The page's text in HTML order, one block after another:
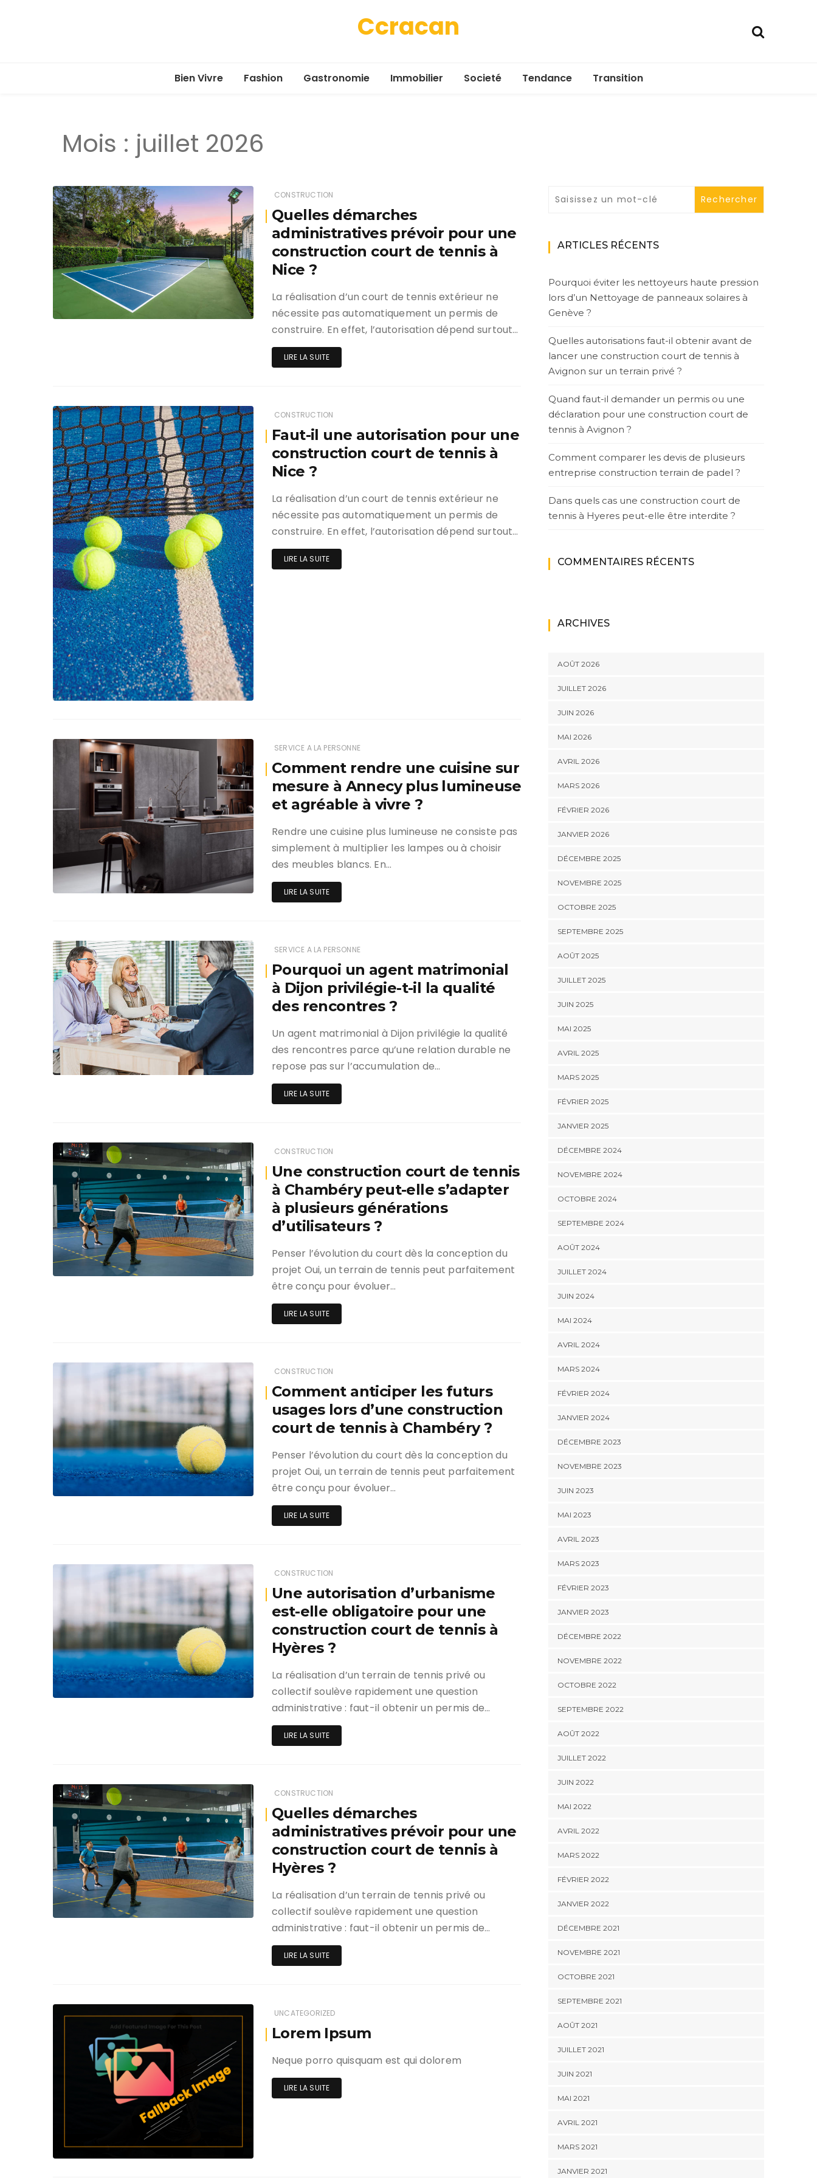
Ccracan
Bien Vivre Fashion Gastronomie Immobilier Societé Tendance Transition
Mois : juillet 2026
CONSTRUCTION
Quelles démarches
administratives prévoir pour une
construction court de tennis à
Nice ?
La réalisation d’un court de tennis extérieur ne
nécessite pas automatiquement un permis de
construire. En effet, l’autorisation dépend surtout…
LIRE LA SUITE
CONSTRUCTION
Faut-il une autorisation pour une
construction court de tennis à
Nice ?
La réalisation d’un court de tennis extérieur ne
nécessite pas automatiquement un permis de
construire. En effet, l’autorisation dépend surtout…
LIRE LA SUITE
SERVICE A LA PERSONNE
Comment rendre une cuisine sur
mesure à Annecy plus lumineuse
et agréable à vivre ?
Rendre une cuisine plus lumineuse ne consiste pas
simplement à multiplier les lampes ou à choisir
des meubles blancs. En…
LIRE LA SUITE
SERVICE A LA PERSONNE
Pourquoi un agent matrimonial
à Dijon privilégie-t-il la qualité
des rencontres ?
Un agent matrimonial à Dijon privilégie la qualité
des rencontres parce qu’une relation durable ne
repose pas sur l’accumulation de…
LIRE LA SUITE
CONSTRUCTION
Une construction court de tennis
à Chambéry peut-elle s’adapter
à plusieurs générations
d’utilisateurs ?
Penser l’évolution du court dès la conception du
projet Oui, un terrain de tennis peut parfaitement
être conçu pour évoluer…
LIRE LA SUITE
CONSTRUCTION
Comment anticiper les futurs
usages lors d’une construction
court de tennis à Chambéry ?
Penser l’évolution du court dès la conception du
projet Oui, un terrain de tennis peut parfaitement
être conçu pour évoluer…
LIRE LA SUITE
CONSTRUCTION
Une autorisation d’urbanisme
est-elle obligatoire pour une
construction court de tennis à
Hyères ?
La réalisation d’un terrain de tennis privé ou
collectif soulève rapidement une question
administrative : faut-il obtenir un permis de…
LIRE LA SUITE
CONSTRUCTION
Quelles démarches
administratives prévoir pour une
construction court de tennis à
Hyères ?
La réalisation d’un terrain de tennis privé ou
collectif soulève rapidement une question
administrative : faut-il obtenir un permis de…
LIRE LA SUITE
UNCATEGORIZED
Lorem Ipsum
Neque porro quisquam est qui dolorem
LIRE LA SUITE
ARTICLES RÉCENTS
Pourquoi éviter les nettoyeurs haute pression
lors d’un Nettoyage de panneaux solaires à
Genève ?
Quelles autorisations faut-il obtenir avant de
lancer une construction court de tennis à
Avignon sur un terrain privé ?
Quand faut-il demander un permis ou une
déclaration pour une construction court de
tennis à Avignon ?
Comment comparer les devis de plusieurs
entreprise construction terrain de padel ?
Dans quels cas une construction court de
tennis à Hyeres peut-elle être interdite ?
COMMENTAIRES RÉCENTS
ARCHIVES
AOÛT 2026
JUILLET 2026
JUIN 2026
MAI 2026
AVRIL 2026
MARS 2026
FÉVRIER 2026
JANVIER 2026
DÉCEMBRE 2025
NOVEMBRE 2025
OCTOBRE 2025
SEPTEMBRE 2025
AOÛT 2025
JUILLET 2025
JUIN 2025
MAI 2025
AVRIL 2025
MARS 2025
FÉVRIER 2025
JANVIER 2025
DÉCEMBRE 2024
NOVEMBRE 2024
OCTOBRE 2024
SEPTEMBRE 2024
AOÛT 2024
JUILLET 2024
JUIN 2024
MAI 2024
AVRIL 2024
MARS 2024
FÉVRIER 2024
JANVIER 2024
DÉCEMBRE 2023
NOVEMBRE 2023
JUIN 2023
MAI 2023
AVRIL 2023
MARS 2023
FÉVRIER 2023
JANVIER 2023
DÉCEMBRE 2022
NOVEMBRE 2022
OCTOBRE 2022
SEPTEMBRE 2022
AOÛT 2022
JUILLET 2022
JUIN 2022
MAI 2022
AVRIL 2022
MARS 2022
FÉVRIER 2022
JANVIER 2022
DÉCEMBRE 2021
NOVEMBRE 2021
OCTOBRE 2021
SEPTEMBRE 2021
AOÛT 2021
JUILLET 2021
JUIN 2021
MAI 2021
AVRIL 2021
MARS 2021
JANVIER 2021